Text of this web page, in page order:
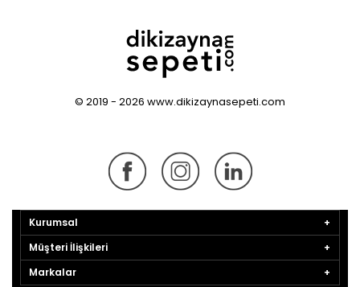
© 2019 - 2026 www.dikizaynasepeti.com
Kurumsal
Müşteri İlişkileri
Markalar